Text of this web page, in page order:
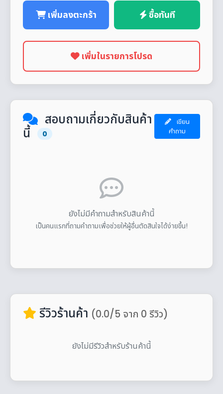
เพิ่มลงตะกร้า ซื้อทันที
เพิ่มในรายการโปรด
สอบถามเกี่ยวกับสินค้า
นี้
0
เขียน
คำถาม
ยังไม่มีคำถามสำหรับสินค้านี้
เป็นคนแรกที่ถามคำถามเพื่อช่วยให้ผู้อื่นตัดสินใจได้ง่ายขึ้น!
รีวิวร้านค้า (0.0/5 จาก 0 รีวิว)
ยังไม่มีรีวิวสำหรับร้านค้านี้